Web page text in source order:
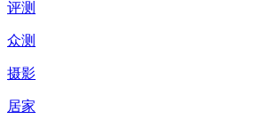
评测
众测
摄影
居家